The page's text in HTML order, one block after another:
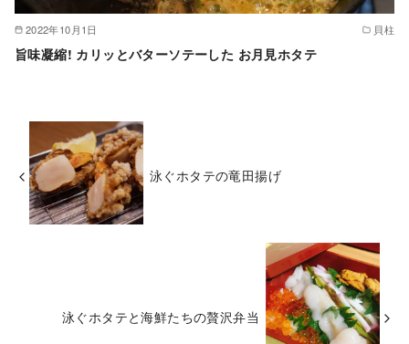
2022年10月1日 貝柱
旨味凝縮! カリッとバターソテーした お月見ホタテ
泳ぐホタテの竜田揚げ
泳ぐホタテと海鮮たちの贅沢弁当